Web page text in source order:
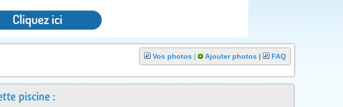
Vos photos | Ajouter photos | FAQ
piscine :